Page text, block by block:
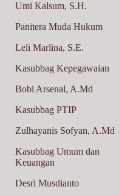
Umi Kalsum, S.H.
Panitera Muda Hukum
Leli Marlina, S.E.
Kasubbag Kepegawaian
Bobi Arsenal, A.Md
Kasubbag PTIP
Zulhayanis Sofyan, A.Md
Kasubbag Umum dan
Keuangan
Desri Musdianto